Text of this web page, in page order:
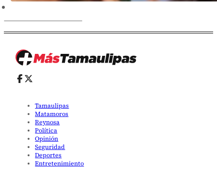
Tamaulipas
Matamoros
Reynosa
Política
Opinión
Seguridad
Deportes
Entretenimiento